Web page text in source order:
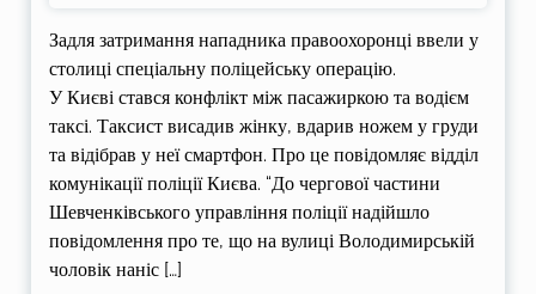
Задля затримання нападника правоохоронці ввели у
столиці спеціальну поліцейську операцію.
У Києві стався конфлікт між пасажиркою та водієм
таксі. Таксист висадив жінку, вдарив ножем у груди
та відібрав у неї смартфон. Про це повідомляє відділ
комунікації поліції Києва. “До чергової частини
Шевченківського управління поліції надійшло
повідомлення про те, що на вулиці Володимирській
чоловік наніс […]